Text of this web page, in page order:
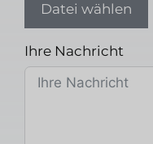
Datei wählen
Ihre Nachricht